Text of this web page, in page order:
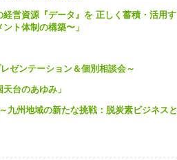
営資源『データ』を 正しく蓄積・活用
ト体制の構築〜」
ゼンテーション＆個別相談会～
台のあゆみ」
九州地域の新たな挑戦：脱炭素ビジネス